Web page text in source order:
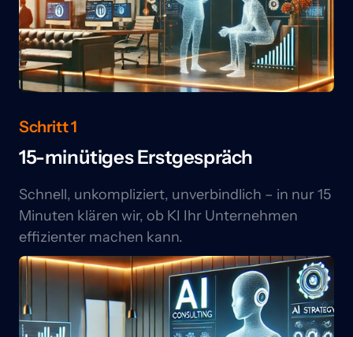
Schritt 1
15-minütiges Erstgespräch
Schnell, unkompliziert, unverbindlich – in nur 15
Minuten klären wir, ob KI Ihr Unternehmen
effizienter machen kann.